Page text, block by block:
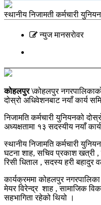
स्थानीय निजामती कर्मचारी
न्युज मानसराेवर
कोहलपुर \कोहलपुर
दोस्रो अधिवेशनबाट नयाँ कार्य
निजामति कर्मचारी युनियनको
अध्यक्षतामा १३ सदस्यीय नयाँ
स्थानीय निजामति कर्मचारी
घटना शाह, सचिव प्रकाश खत्री ,
रिसी धिताल , सदस्य हरी
कार्यक्रममा कोहलपुर
मेयर विरेन्द्र शाह , सामाजिक
सहभागिता रहेको थियो ।